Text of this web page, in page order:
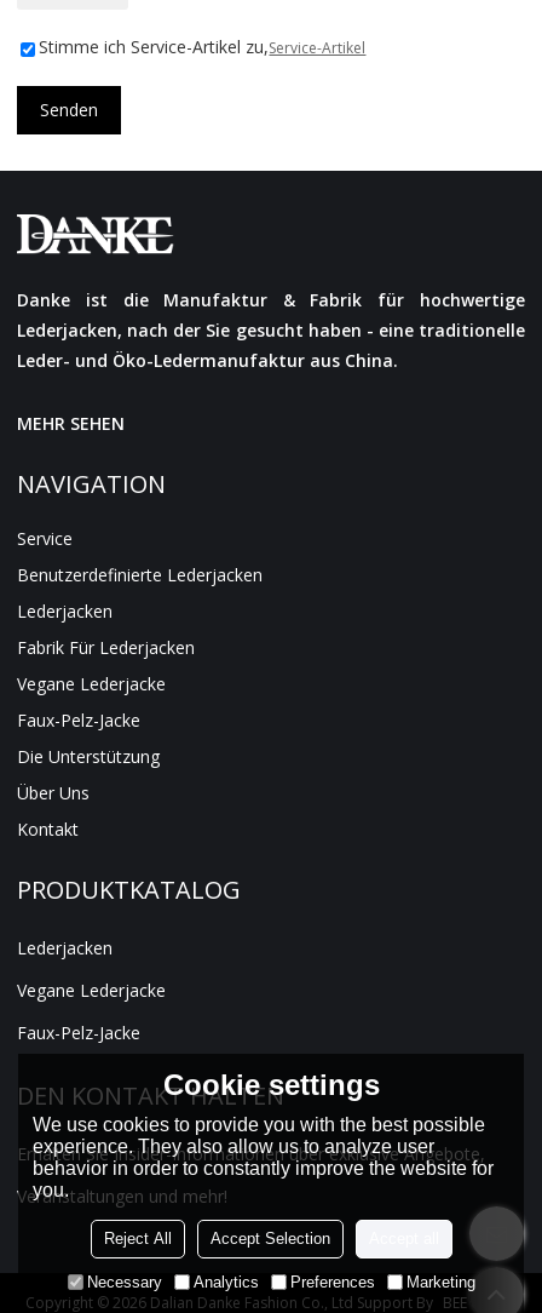
Stimme ich Service-Artikel zu,Service-Artikel
Senden
Danke ist die Manufaktur & Fabrik für hochwertige
Lederjacken, nach der Sie gesucht haben - eine traditionelle
Leder- und Öko-Ledermanufaktur aus China.
MEHR SEHEN
NAVIGATION
Service
Benutzerdefinierte Lederjacken
Lederjacken
Fabrik Für Lederjacken
Vegane Lederjacke
Faux-Pelz-Jacke
Die Unterstützung
Über Uns
Kontakt
PRODUKTKATALOG
Lederjacken
Vegane Lederjacke
Faux-Pelz-Jacke
DEN KONTAKT HALTEN
Erhalten Sie Insider-Informationen über exklusive Angebote,
Veranstaltungen und mehr!
Copyright © 2026 Dalian Danke Fashion Co., Ltd Support By BEE Cloud
Cookie settings
We use cookies to provide you with the best possible
experience. They also allow us to analyze user
behavior in order to constantly improve the website for
you.
Reject All Accept Selection
Necessary Analytics Preferences Marketing